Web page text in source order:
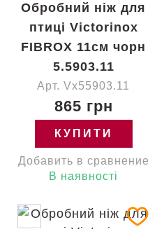
Обробний ніж для
птиці Victorinox
FIBROX 11см чорн
5.5903.11
Арт. Vx55903.11
865 грн
КУПИТИ
Добавить в сравнение
В наявності